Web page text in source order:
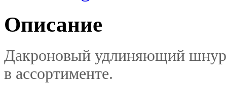
Описание
Дакроновый удлиняющий
в ассортименте.